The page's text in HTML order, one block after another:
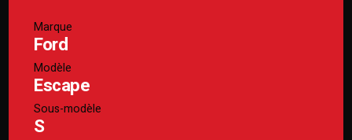
Marque
Ford
Modèle
Escape
Sous-modèle
S